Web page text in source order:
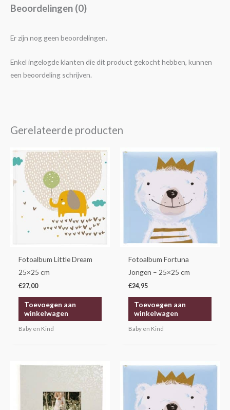
Beoordelingen (0)
Er zijn nog geen beoordelingen.
Enkel ingelogde klanten die dit product gekocht hebben, kunnen
een beoordeling schrijven.
Gerelateerde producten
Fotoalbum Little Dream
25×25 cm
€27,00
Toevoegen aan
winkelwagen
Baby en Kind
Fotoalbum Fortuna
Jongen – 25×25 cm
€24,95
Toevoegen aan
winkelwagen
Baby en Kind